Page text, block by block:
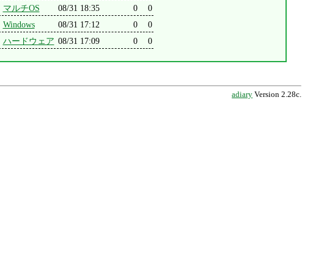
マルチOS 08/31 18:35 0
0
Windows 08/31 17:12 0
0
ハードウェア 08/31 17:09 0 0
adiary Version 2.28c.